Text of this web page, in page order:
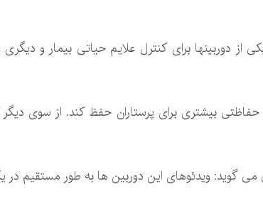
دوربینها برای کنترل علایم حیاتی بیمار و دیگری
بیشتری برای پرستاران حفظ کند. از سوی دیگر این
می گوید: ویدئوهای این دوربین ها به طور مستقیم